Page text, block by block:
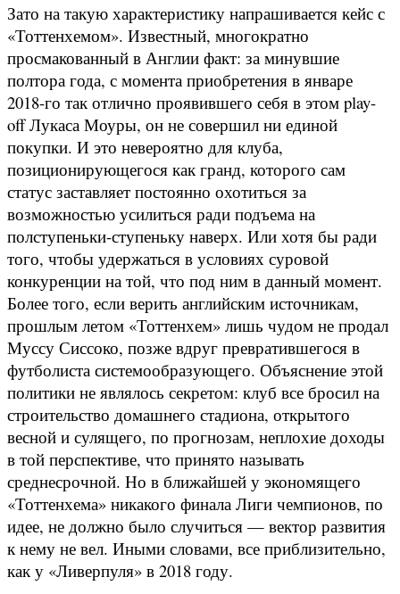
Зато на такую характеристику напрашивается кейс с
«Тоттенхемом». Известный, многократно
просмакованный в Англии факт: за минувшие
полтора года, с момента приобретения в январе
2018-го так отлично проявившего себя в этом play-
off Лукаса Моуры, он не совершил ни единой
покупки. И это невероятно для клуба,
позиционирующегося как гранд, которого сам
статус заставляет постоянно охотиться за
возможностью усилиться ради подъема на
полступеньки-ступеньку наверх. Или хотя бы ради
того, чтобы удержаться в условиях суровой
конкуренции на той, что под ним в данный момент.
Более того, если верить английским источникам,
прошлым летом «Тоттенхем» лишь чудом не продал
Муссу Сиссоко, позже вдруг превратившегося в
футболиста системообразующего. Объяснение этой
политики не являлось секретом: клуб все бросил на
строительство домашнего стадиона, открытого
весной и сулящего, по прогнозам, неплохие доходы
в той перспективе, что принято называть
среднесрочной. Но в ближайшей у экономящего
«Тоттенхема» никакого финала Лиги чемпионов, по
идее, не должно было случиться — вектор развития
к нему не вел. Иными словами, все приблизительно,
как у «Ливерпуля» в 2018 году.